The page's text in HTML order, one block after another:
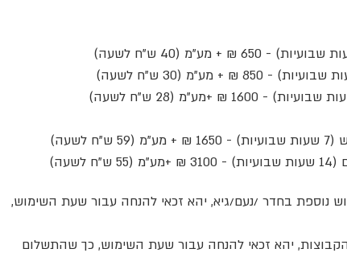
נוספת בחדר /נעם/גיא, יהא זכאי להנחה עבור שעת השימוש,
יהא זכאי להנחה עבור שעת השימוש, כך שהתשלום